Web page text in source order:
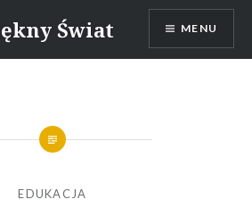
Świat MENU
EDUKACJA